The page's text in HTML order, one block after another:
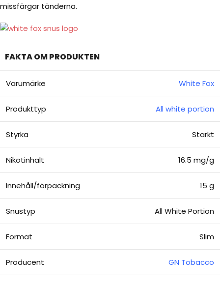
missfärgar tänderna.
FAKTA OM PRODUKTEN
Varumärke White Fox
Produkttyp All white portion
Styrka Starkt
Nikotinhalt 16.5 mg/g
Innehåll/förpackning 15 g
Snustyp All White Portion
Format Slim
Producent GN Tobacco